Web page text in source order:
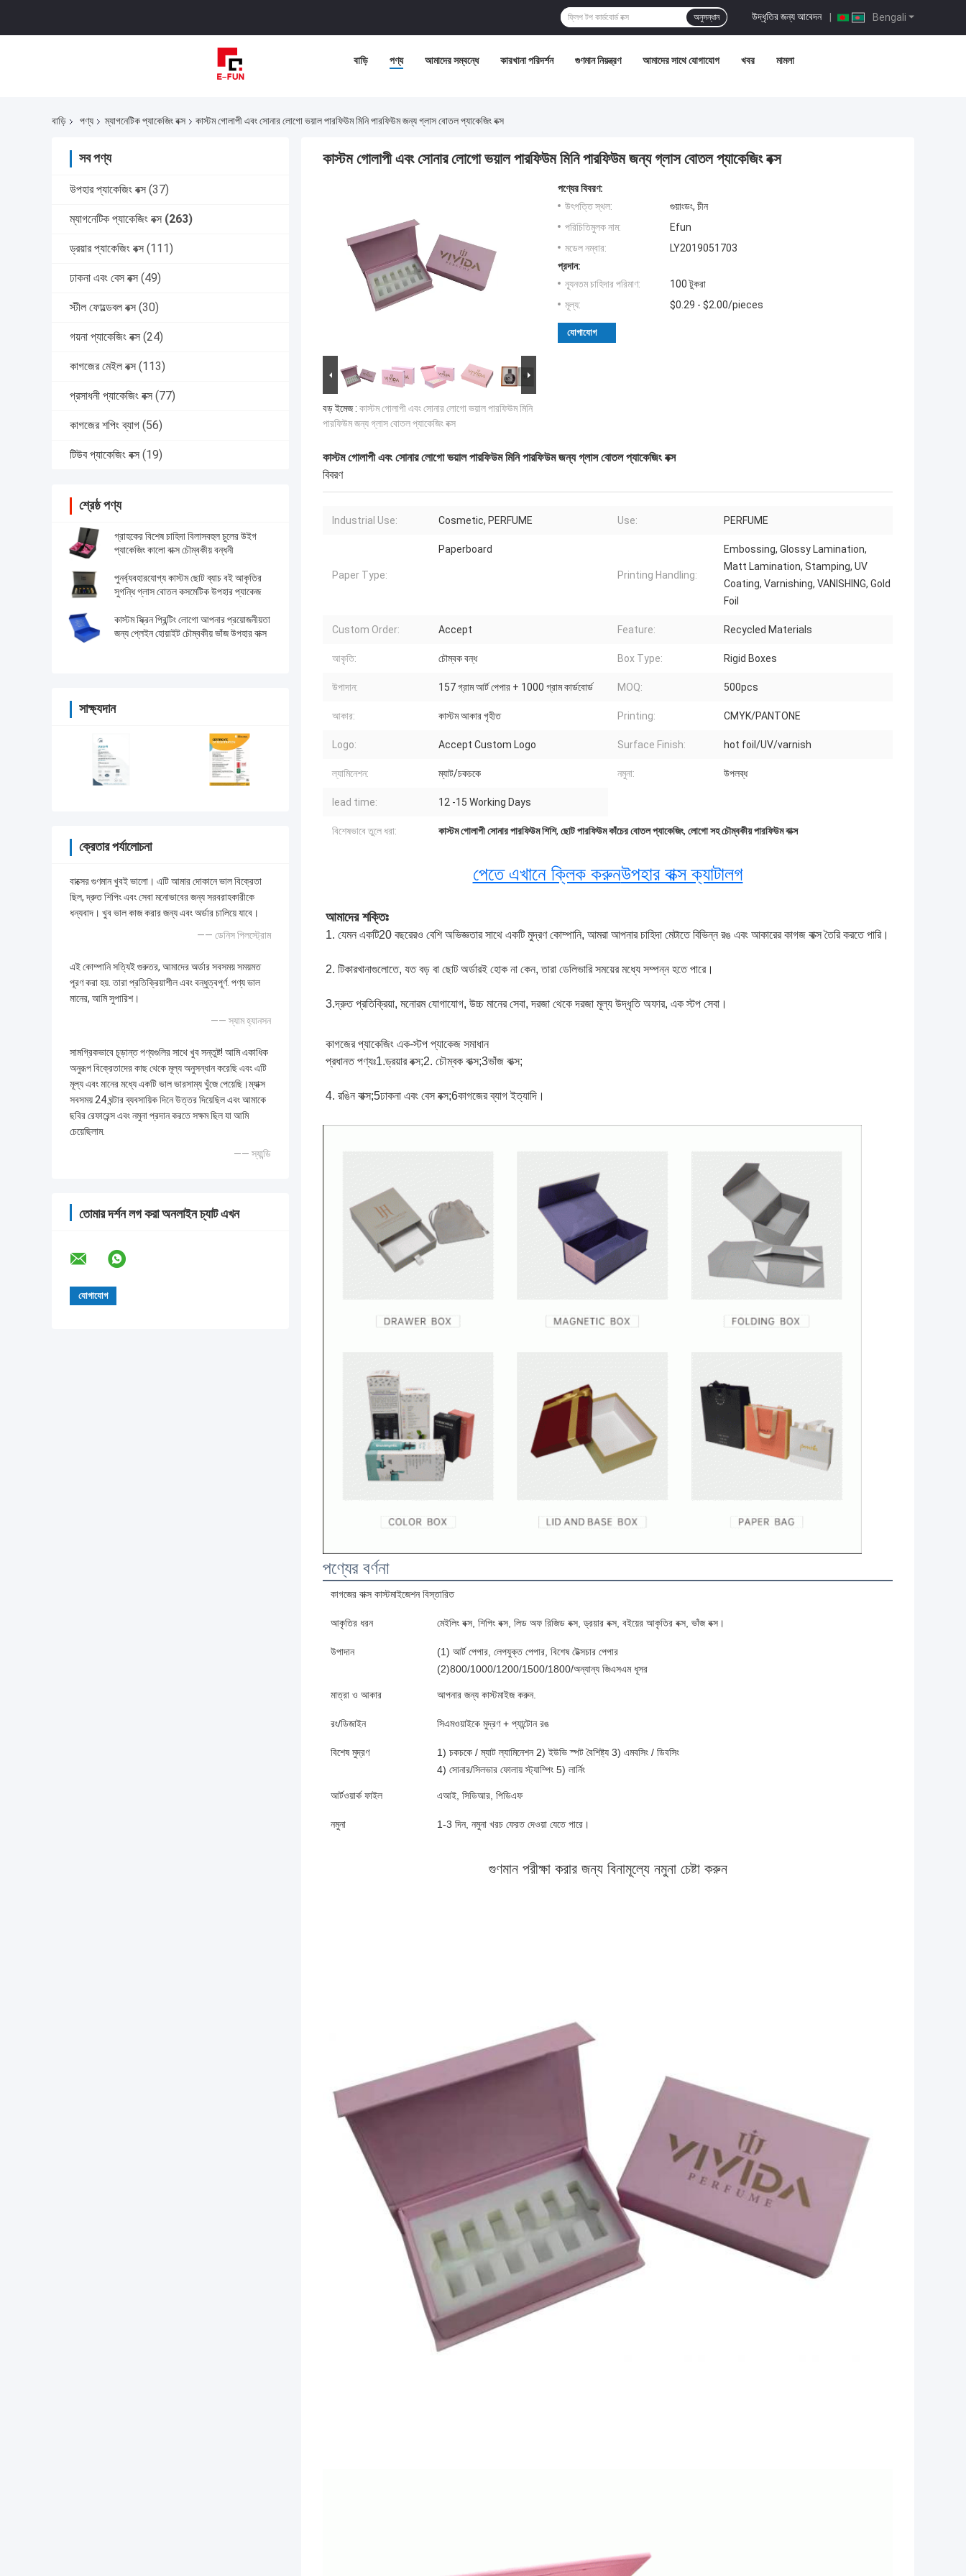
Bengali
উদ্ধৃতির জন্য আবেদন |
অনুসন্ধান
বাড়ি পণ্য আমাদের সম্বন্ধে কারখানা পরিদর্শন গুণমান নিয়ন্ত্রণ আমাদের সাথে যোগাযোগ খবর মামলা
বাড়ি পণ্য ম্যাগনেটিক প্যাকেজিং বক্স কাস্টম গোলাপী এবং সোনার লোগো ভয়াল পারফিউম মিনি পারফিউম জন্য গ্লাস বোতল প্যাকেজিং বক্স
সব পণ্য
উপহার প্যাকেজিং বক্স (37)
ম্যাগনেটিক প্যাকেজিং বক্স (263)
ড্রয়ার প্যাকেজিং বক্স (111)
ঢাকনা এবং বেস বক্স (49)
স্টীল ফোল্ডেবল বক্স (30)
গয়না প্যাকেজিং বক্স (24)
কাগজের মেইল বক্স (113)
প্রসাধনী প্যাকেজিং বক্স (77)
কাগজের শপিং ব্যাগ (56)
টিউব প্যাকেজিং বক্স (19)
শ্রেষ্ঠ পণ্য
গ্রাহকের বিশেষ চাহিদা বিলাসবহুল চুলের উইগ
প্যাকেজিং কালো বাক্স চৌম্বকীয় বন্ধনী
পুনর্ব্যবহারযোগ্য কাস্টম ছোট ব্যাচ বই আকৃতির
সুগন্ধি গ্লাস বোতল কসমেটিক উপহার প্যাকেজ
কাস্টম স্ক্রিন প্রিন্টিং লোগো আপনার প্রয়োজনীয়তা
জন্য প্লেইন হোয়াইট চৌম্বকীয় ভাঁজ উপহার বাক্স
সাক্ষ্যদান
ক্রেতার পর্যালোচনা
বাক্সের গুণমান খুবই ভালো। এটি আমার দোকানে ভাল বিক্রেতা
ছিল, দ্রুত শিপিং এবং সেবা মনোভাবের জন্য সরবরাহকারীকে
ধন্যবাদ। খুব ভাল কাজ করার জন্য এবং অর্ডার চালিয়ে যাবে।
—— ডেনিস পিলস্ট্রোম
এই কোম্পানি সত্যিই গুরুতর, আমাদের অর্ডার সবসময় সময়মত
পূরণ করা হয়. তারা প্রতিক্রিয়াশীল এবং বন্ধুত্বপূর্ণ. পণ্য ভাল
মানের, আমি সুপারিশ।
—— স্যাম হ্যানসন
সামগ্রিকভাবে চূড়ান্ত পণ্যগুলির সাথে খুব সন্তুষ্ট! আমি একাধিক
অনুরূপ বিক্রেতাদের কাছ থেকে মূল্য অনুসন্ধান করেছি এবং এটি
মূল্য এবং মানের মধ্যে একটি ভাল ভারসাম্য খুঁজে পেয়েছি।ম্যাক্স
সবসময় 24 ঘন্টার ব্যবসায়িক দিনে উত্তর দিয়েছিল এবং আমাকে
ছবির রেফারেন্স এবং নমুনা প্রদান করতে সক্ষম ছিল যা আমি
চেয়েছিলাম.
—— স্যান্ডি
তোমার দর্শন লগ করা অনলাইন চ্যাট এখন
কাস্টম গোলাপী এবং সোনার লোগো ভয়াল পারফিউম মিনি পারফিউম জন্য গ্লাস বোতল প্যাকেজিং বক্স
বড় ইমেজ : কাস্টম গোলাপী এবং সোনার লোগো ভয়াল পারফিউম মিনি
পারফিউম জন্য গ্লাস বোতল প্যাকেজিং বক্স
পণ্যের বিবরণ:
উৎপত্তি স্থল:
গুয়াংডং, চীন
পরিচিতিমুলক নাম:
Efun
মডেল নম্বার:
LY2019051703
প্রদান:
ন্যূনতম চাহিদার পরিমাণ:
100 টুকরা
মূল্য:
$0.29 - $2.00/pieces
যোগাযোগ
কাস্টম গোলাপী এবং সোনার লোগো ভয়াল পারফিউম মিনি পারফিউম জন্য গ্লাস বোতল প্যাকেজিং বক্স
বিবরণ
Industrial Use: Cosmetic, PERFUME Use: PERFUME
Paper Type:
Paperboard
Printing Handling:
Embossing, Glossy Lamination,
Matt Lamination, Stamping, UV
Coating, Varnishing, VANISHING, Gold
Foil
Custom Order: Accept Feature: Recycled Materials
আকৃতি: চৌম্বক বন্ধ Box Type: Rigid Boxes
উপাদান: 157 গ্রাম আর্ট পেপার + 1000 গ্রাম কার্ডবোর্ড MOQ: 500pcs
আকার: কাস্টম আকার গৃহীত Printing: CMYK/PANTONE
Logo: Accept Custom Logo Surface Finish: hot foil/UV/varnish
ল্যামিনেশন: ম্যাট/চকচকে নমুনা: উপলব্ধ
lead time: 12 -15 Working Days
বিশেষভাবে তুলে ধরা: কাস্টম গোলাপী সোনার পারফিউম শিশি, ছোট পারফিউম কাঁচের বোতল প্যাকেজিং, লোগো সহ চৌম্বকীয় পারফিউম বাক্স
পেতে এখানে ক্লিক করুনউপহার বাক্স ক্যাটালগ
আমাদের শক্তিঃ
1. যেমন একটি20 বছরেরও বেশি অভিজ্ঞতার সাথে একটি মুদ্রণ কোম্পানি, আমরা আপনার চাহিদা মেটাতে বিভিন্ন রঙ এবং আকারের কাগজ বাক্স তৈরি করতে পারি।
2. টিকারখানাগুলোতে, যত বড় বা ছোট অর্ডারই হোক না কেন, তারা ডেলিভারি সময়ের মধ্যে সম্পন্ন হতে পারে।
3.দ্রুত প্রতিক্রিয়া, মনোরম যোগাযোগ, উচ্চ মানের সেবা, দরজা থেকে দরজা মূল্য উদ্ধৃতি অফার, এক স্টপ সেবা।
কাগজের প্যাকেজিং এক-স্টপ প্যাকেজ সমাধান
প্রধানত পণ্যঃ1.ড্রয়ার বক্স;2. চৌম্বক বাক্স;3ভাঁজ বাক্স;
4. রঙিন বাক্স;5ঢাকনা এবং বেস বক্স;6কাগজের ব্যাগ ইত্যাদি।
পণ্যের বর্ণনা
কাগজের বাক্স কাস্টমাইজেশন বিস্তারিত
আকৃতির ধরন মেইলিং বক্স, শিপিং বক্স, লিড অফ রিজিড বক্স, ড্রয়ার বক্স, বইয়ের আকৃতির বক্স, ভাঁজ বক্স।
উপাদান
(1) আর্ট পেপার, লেপযুক্ত পেপার, বিশেষ টেক্সচার পেপার
(2)800/1000/1200/1500/1800/অন্যান্য জিএসএম ধূসর
মাত্রা ও আকার আপনার জন্য কাস্টমাইজ করুন.
রং/ডিজাইন সিএমওয়াইকে মুদ্রণ + প্যান্টোন রঙ
বিশেষ মুদ্রণ
1) চকচকে / ম্যাট ল্যামিনেশন 2) ইউভি স্পট বৈশিষ্ট্য 3) এমবসিং / ডিবসিং
4) সোনার/সিলভার ফোলায় স্ট্যাম্পিং 5) লার্নিং
আর্টওয়ার্ক ফাইল এআই, সিডিআর, পিডিএফ
নমুনা 1-3 দিন, নমুনা খরচ ফেরত দেওয়া যেতে পারে।
গুণমান পরীক্ষা করার জন্য বিনামূল্যে নমুনা চেষ্টা করুন